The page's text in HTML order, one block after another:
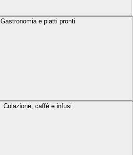
Gastronomia e piatti pronti
Colazione, caffè e infusi